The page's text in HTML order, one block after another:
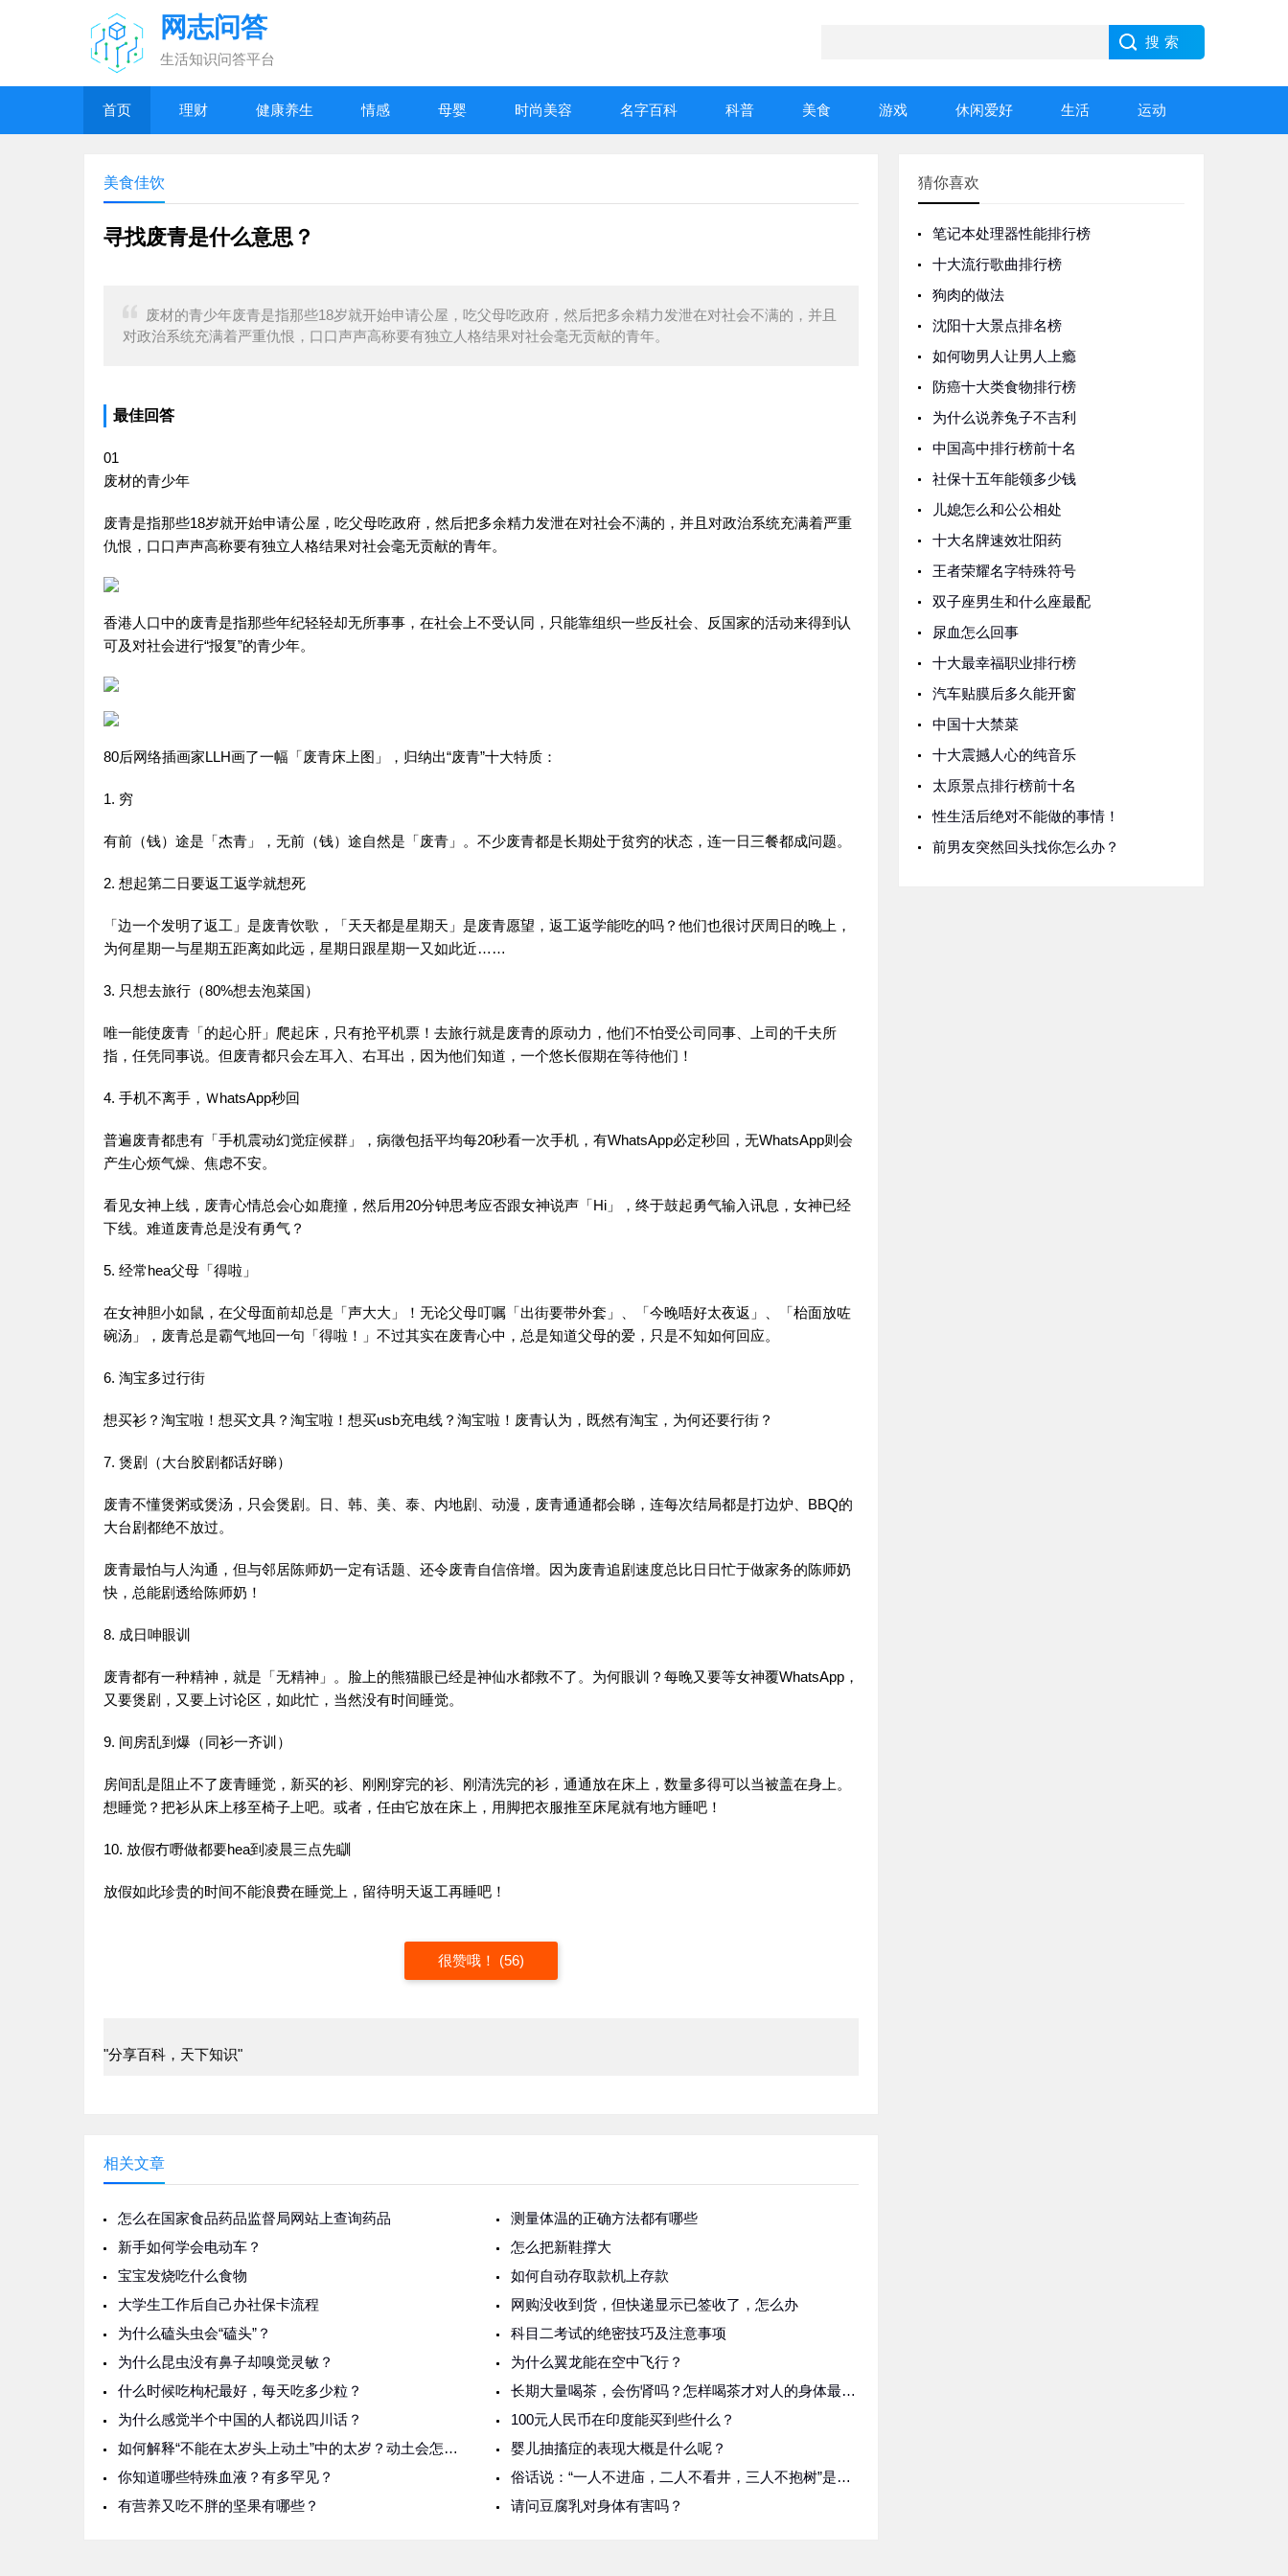
网志问答
生活知识问答平台
首页 理财 健康养生 情感 母婴 时尚美容 名字百科 科普 美食 游戏 休闲爱好 生活 运动
美食佳饮
寻找废青是什么意思？
废材的青少年废青是指那些18岁就开始申请公屋，吃父母吃政府，然后把多余精力发泄在对社会不满的，并且
对政治系统充满着严重仇恨，口口声声高称要有独立人格结果对社会毫无贡献的青年。
最佳回答
01
废材的青少年
废青是指那些18岁就开始申请公屋，吃父母吃政府，然后把多余精力发泄在对社会不满的，并且对政治系统充满着严重
仇恨，口口声声高称要有独立人格结果对社会毫无贡献的青年。
香港人口中的废青是指那些年纪轻轻却无所事事，在社会上不受认同，只能靠组织一些反社会、反国家的活动来得到认
可及对社会进行“报复”的青少年。
80后网络插画家LLH画了一幅「废青床上图」，归纳出“废青”十大特质：
1. 穷
有前（钱）途是「杰青」，无前（钱）途自然是「废青」。不少废青都是长期处于贫穷的状态，连一日三餐都成问题。
2. 想起第二日要返工返学就想死
「边一个发明了返工」是废青饮歌，「天天都是星期天」是废青愿望，返工返学能吃的吗？他们也很讨厌周日的晚上，
为何星期一与星期五距离如此远，星期日跟星期一又如此近……
3. 只想去旅行（80%想去泡菜国）
唯一能使废青「的起心肝」爬起床，只有抢平机票！去旅行就是废青的原动力，他们不怕受公司同事、上司的千夫所
指，任凭同事说。但废青都只会左耳入、右耳出，因为他们知道，一个悠长假期在等待他们！
4. 手机不离手，ＷhatsApp秒回
普遍废青都患有「手机震动幻觉症候群」，病徵包括平均每20秒看一次手机，有WhatsApp必定秒回，无WhatsApp则会
产生心烦气燥、焦虑不安。
看见女神上线，废青心情总会心如鹿撞，然后用20分钟思考应否跟女神说声「Hi」，终于鼓起勇气输入讯息，女神已经
下线。难道废青总是没有勇气？
5. 经常hea父母「得啦」
在女神胆小如鼠，在父母面前却总是「声大大」！无论父母叮嘱「出街要带外套」、「今晚唔好太夜返」、「枱面放咗
碗汤」，废青总是霸气地回一句「得啦！」不过其实在废青心中，总是知道父母的爱，只是不知如何回应。
6. 淘宝多过行街
想买衫？淘宝啦！想买文具？淘宝啦！想买usb充电线？淘宝啦！废青认为，既然有淘宝，为何还要行街？
7. 煲剧（大台胶剧都话好睇）
废青不懂煲粥或煲汤，只会煲剧。日、韩、美、泰、内地剧、动漫，废青通通都会睇，连每次结局都是打边炉、BBQ的
大台剧都绝不放过。
废青最怕与人沟通，但与邻居陈师奶一定有话题、还令废青自信倍增。因为废青追剧速度总比日日忙于做家务的陈师奶
快，总能剧透给陈师奶！
8. 成日呻眼训
废青都有一种精神，就是「无精神」。脸上的熊猫眼已经是神仙水都救不了。为何眼训？每晚又要等女神覆WhatsApp，
又要煲剧，又要上讨论区，如此忙，当然没有时间睡觉。
9. 间房乱到爆（同衫一齐训）
房间乱是阻止不了废青睡觉，新买的衫、刚刚穿完的衫、刚清洗完的衫，通通放在床上，数量多得可以当被盖在身上。
想睡觉？把衫从床上移至椅子上吧。或者，任由它放在床上，用脚把衣服推至床尾就有地方睡吧！
10. 放假冇嘢做都要hea到凌晨三点先瞓
放假如此珍贵的时间不能浪费在睡觉上，留待明天返工再睡吧！
很赞哦！ (56)
"分享百科，天下知识"
相关文章
测量体温的正确方法都有哪些
怎么在国家食品药品监督局网站上查询药品
怎么把新鞋撑大
新手如何学会电动车？
如何自动存取款机上存款
宝宝发烧吃什么食物
网购没收到货，但快递显示已签收了，怎么办
大学生工作后自己办社保卡流程
科目二考试的绝密技巧及注意事项
为什么磕头虫会“磕头”？
为什么翼龙能在空中飞行？
为什么昆虫没有鼻子却嗅觉灵敏？
长期大量喝茶，会伤肾吗？怎样喝茶才对人的身体最好？
什么时候吃枸杞最好，每天吃多少粒？
100元人民币在印度能买到些什么？
为什么感觉半个中国的人都说四川话？
婴儿抽搐症的表现大概是什么呢？
如何解释“不能在太岁头上动土”中的太岁？动土会怎样？
俗话说：“一人不进庙，二人不看井，三人不抱树”是什么意思？
你知道哪些特殊血液？有多罕见？
请问豆腐乳对身体有害吗？
有营养又吃不胖的坚果有哪些？
猜你喜欢
笔记本处理器性能排行榜
十大流行歌曲排行榜
狗肉的做法
沈阳十大景点排名榜
如何吻男人让男人上瘾
防癌十大类食物排行榜
为什么说养兔子不吉利
中国高中排行榜前十名
社保十五年能领多少钱
儿媳怎么和公公相处
十大名牌速效壮阳药
王者荣耀名字特殊符号
双子座男生和什么座最配
尿血怎么回事
十大最幸福职业排行榜
汽车贴膜后多久能开窗
中国十大禁菜
十大震撼人心的纯音乐
太原景点排行榜前十名
性生活后绝对不能做的事情！
前男友突然回头找你怎么办？